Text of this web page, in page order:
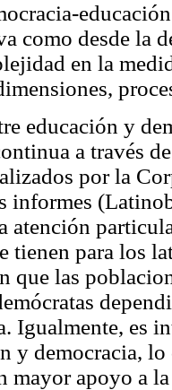
como desde la
en la
educación y
a través
por la
informes
atención
tienen para los
que las
Igualmente, es
y democracia,
mayor apoyo a